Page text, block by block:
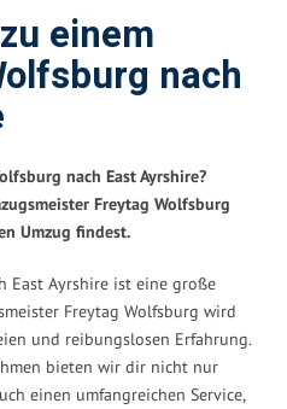
einem
nach
nach East Ayrshire?
Freytag Wolfsburg
Umzug findest.
East Ayrshire ist eine große
Freytag Wolfsburg wird
und reibungslosen Erfahrung.
bieten wir dir nicht nur
einen umfangreichen Service,